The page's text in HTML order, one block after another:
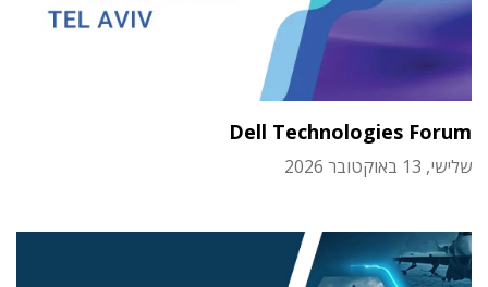
Dell Technologies Forum
שלישי, 13 באוקטובר 2026